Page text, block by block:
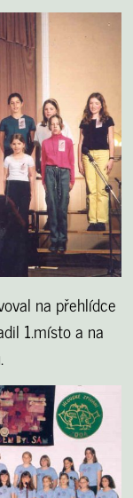
na přehlídce
1.místo a na